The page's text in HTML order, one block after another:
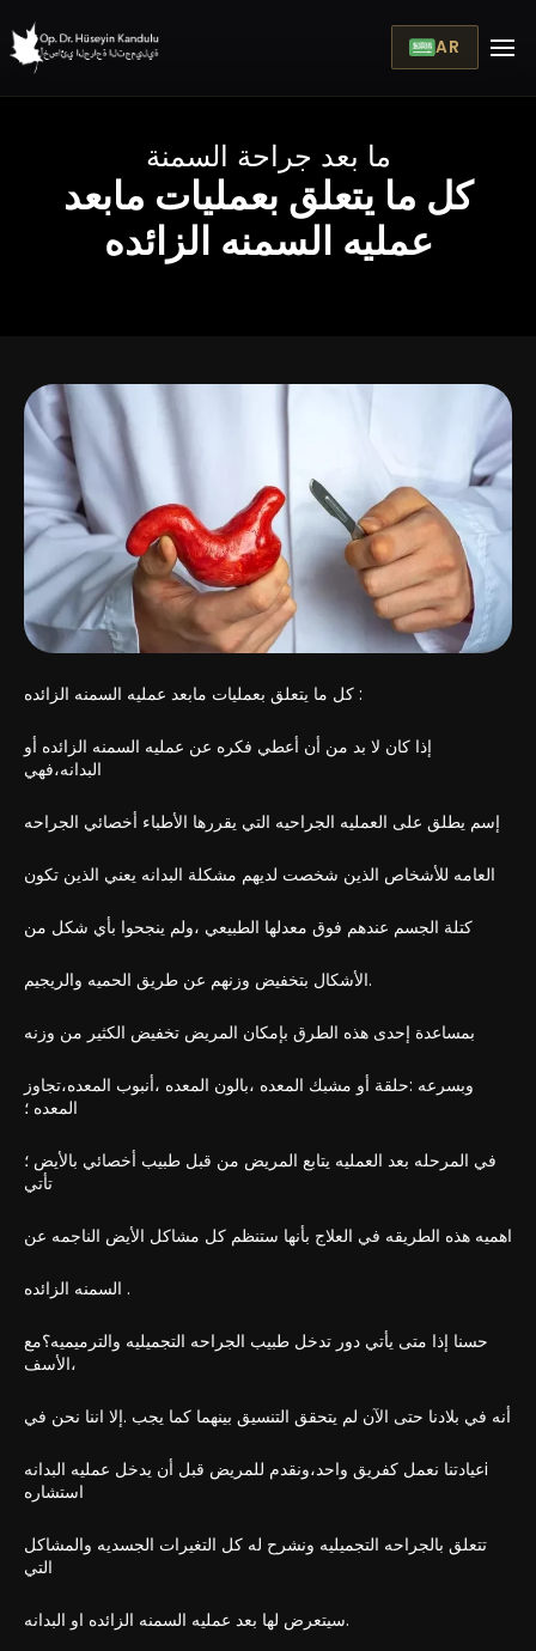
AR
ما بعد جراحة السمنة
كل ما يتعلق بعمليات مابعد
عمليه السمنه الزائده
كل ما يتعلق بعمليات مابعد عمليه السمنه الزائده :
إذا كان لا بد من أن أعطي فكره عن عمليه السمنه الزائده أو
البدانه،فهي
إسم يطلق على العمليه الجراحيه التي يقررها الأطباء أخصائي الجراحه
العامه للأشخاص الذين شخصت لديهم مشكلة البدانه يعني الذين تكون
كتلة الجسم عندهم فوق معدلها الطبيعي ،ولم ينجحوا بأي شكل من
الأشكال بتخفيض وزنهم عن طريق الحميه والريجيم.
بمساعدة إحدى هذه الطرق بإمكان المريض تخفيض الكثير من وزنه
وبسرعه :حلقة أو مشبك المعده ،بالون المعده ،أنبوب المعده،تجاوز
المعده ؛
في المرحله بعد العمليه يتابع المريض من قبل طبيب أخصائي بالأيض ؛
تأتي
اهميه هذه الطريقه في العلاج بأنها ستنظم كل مشاكل الأيض الناجمه عن
السمنه الزائده .
حسنا إذا متى يأتي دور تدخل طبيب الجراحه التجميليه والترميميه؟مع
الأسف،
أنه في بلادنا حتى الآن لم يتحقق التنسيق بينهما كما يجب .إلا اننا نحن في
عيادتنا نعمل كفريق واحد،ونقدم للمريض قبل أن يدخل عمليه البدانهi
استشاره
تتعلق بالجراحه التجميليه ونشرح له كل التغيرات الجسديه والمشاكل
التي
سيتعرض لها بعد عمليه السمنه الزائده او البدانه.